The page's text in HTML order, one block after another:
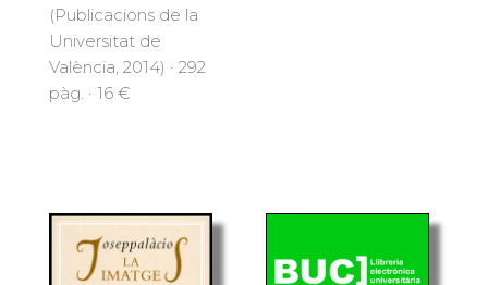
(Publicacions de la
Universitat de
València, 2014) · 292
pàg. · 16 €